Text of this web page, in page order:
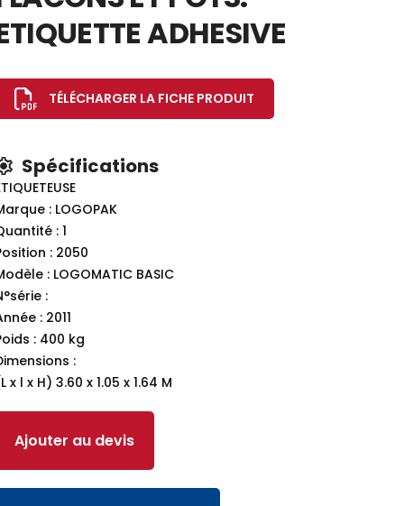
ADHESIVE
TÉLÉCHARGER LA FICHE PRODUIT
Spécifications
: LOGOPAK
: 1
: 2050
: LOGOMATIC BASIC
:
: 2011
: 400 kg
:
x l x H) 3.60 x 1.05 x 1.64 M
Ajouter au devis